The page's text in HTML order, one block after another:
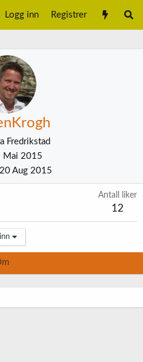
Logg inn Registrer
Fredrikstad
Mai 2015
20 Aug 2015
Antall liker
12